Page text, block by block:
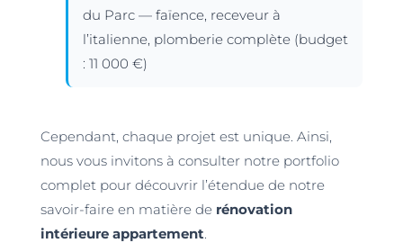
du Parc — faïence, receveur à
l’italienne, plomberie complète (budget
: 11 000 €)
Cependant, chaque projet est unique. Ainsi,
nous vous invitons à consulter notre portfolio
complet pour découvrir l’étendue de notre
savoir-faire en matière de rénovation
intérieure appartement.